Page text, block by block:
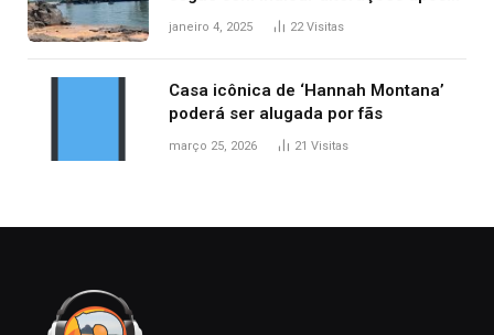
desabamento da ponte entre MA e
janeiro 4, 2025 22Visitas
Casa icônica de ‘Hannah Montana’
poderá ser alugada por fãs
março 25, 2026 21 Visitas